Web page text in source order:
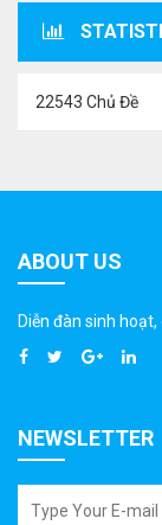
22543 Chủ Đề
ABOUT US
Diễn đàn sinh hoạt,
NEWSLETTER